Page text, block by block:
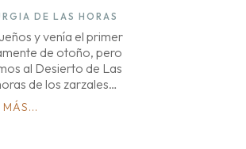
DE LAS HORAS
y venía el primer
de otoño, pero
al Desierto de Las
de los zarzales…
MÁS...